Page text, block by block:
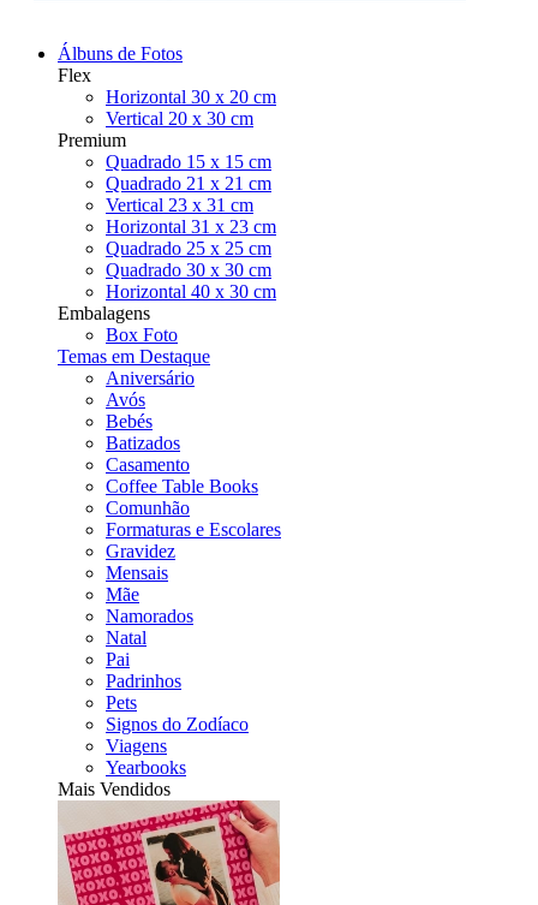
Álbuns de Fotos
Flex
Horizontal 30 x 20 cm
Vertical 20 x 30 cm
Premium
Quadrado 15 x 15 cm
Quadrado 21 x 21 cm
Vertical 23 x 31 cm
Horizontal 31 x 23 cm
Quadrado 25 x 25 cm
Quadrado 30 x 30 cm
Horizontal 40 x 30 cm
Embalagens
Box Foto
Temas em Destaque
Aniversário
Avós
Bebés
Batizados
Casamento
Coffee Table Books
Comunhão
Formaturas e Escolares
Gravidez
Mensais
Mãe
Namorados
Natal
Pai
Padrinhos
Pets
Signos do Zodíaco
Viagens
Yearbooks
Mais Vendidos